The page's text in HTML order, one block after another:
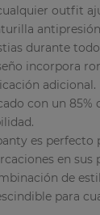
outfit
durante
incorpora
adicional.
con un 85%
es perfecto
en sus
de
para